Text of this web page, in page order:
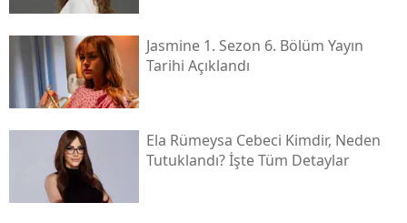
Jasmine 1. Sezon 6. Bölüm Yayın
Tarihi Açıklandı
Ela Rümeysa Cebeci Kimdir, Neden
Tutuklandı? İşte Tüm Detaylar